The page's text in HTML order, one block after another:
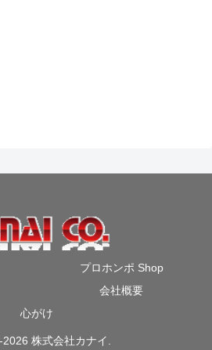
プロホンポ Shop
会社概要
心がけ
株式会社カナイ.